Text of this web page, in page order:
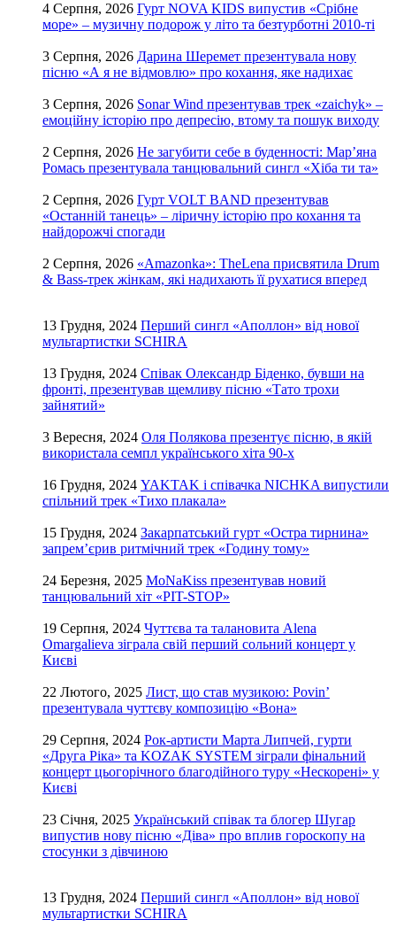
4 Серпня, 2026 Гурт NOVA KIDS випустив «Срібне
море» – музичну подорож у літо та безтурботні 2010-ті
3 Серпня, 2026 Дарина Шеремет презентувала нову
пісню «А я не відмовлю» про кохання, яке надихає
3 Серпня, 2026 Sonar Wind презентував трек «zaichyk» –
емоційну історію про депресію, втому та пошук виходу
2 Серпня, 2026 Не загубити себе в буденності: Мар’яна
Ромась презентувала танцювальний сингл «Хіба ти та»
2 Серпня, 2026 Гурт VOLT BAND презентував
«Останній танець» – ліричну історію про кохання та
найдорожчі спогади
2 Серпня, 2026 «Amazonka»: TheLena присвятила Drum
& Bass-трек жінкам, які надихають її рухатися вперед
13 Грудня, 2024 Перший сингл «Аполлон» від нової
мультартистки SCHIRA
13 Грудня, 2024 Співак Олександр Біденко, бувши на
фронті, презентував щемливу пісню «Тато трохи
зайнятий»
3 Вересня, 2024 Оля Полякова презентує пісню, в якій
використала семпл українського хіта 90-х
16 Грудня, 2024 YAKTAK і співачка NICHKA випустили
спільний трек «Тихо плакала»
15 Грудня, 2024 Закарпатський гурт «Остра тирнина»
запрем’єрив ритмічний трек «Годину тому»
24 Березня, 2025 MoNaKiss презентував новий
танцювальний хіт «PIT-STOP»
19 Серпня, 2024 Чуттєва та талановита Alena
Omargalieva зіграла свій перший сольний концерт у
Києві
22 Лютого, 2025 Лист, що став музикою: Povin’
презентувала чуттєву композицію «Вона»
29 Серпня, 2024 Рок-артисти Марта Липчей, гурти
«Друга Ріка» та KOZAK SYSTEM зіграли фінальний
концерт цьогорічного благодійного туру «Нескорені» у
Києві
23 Січня, 2025 Український співак та блогер Шугар
випустив нову пісню «Діва» про вплив гороскопу на
стосунки з дівчиною
13 Грудня, 2024 Перший сингл «Аполлон» від нової
мультартистки SCHIRA